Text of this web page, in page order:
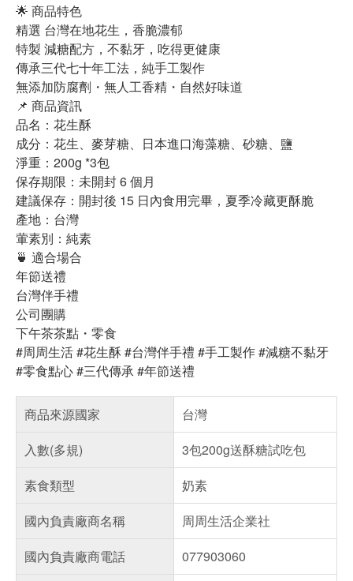
🌟 商品特色
精選 台灣在地花生，香脆濃郁
特製 減糖配方，不黏牙，吃得更健康
傳承三代七十年工法，純手工製作
無添加防腐劑・無人工香精・自然好味道
📌 商品資訊
品名：花生酥
成分：花生、麥芽糖、日本進口海藻糖、砂糖、鹽
淨重：200g *3包
保存期限：未開封 6 個月
建議保存：開封後 15 日內食用完畢，夏季冷藏更酥脆
產地：台灣
葷素別：純素
🍵 適合場合
年節送禮
台灣伴手禮
公司團購
下午茶茶點・零食
#周周生活 #花生酥 #台灣伴手禮 #手工製作 #減糖不黏牙
#零食點心 #三代傳承 #年節送禮
商品來源國家
台灣
入數(多規)
3包200g送酥糖試吃包
素食類型
奶素
國內負責廠商名稱
周周生活企業社
國內負責廠商電話
077903060